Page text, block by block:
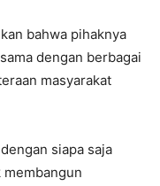
bahwa pihaknya
dengan berbagai
masyarakat
siapa saja